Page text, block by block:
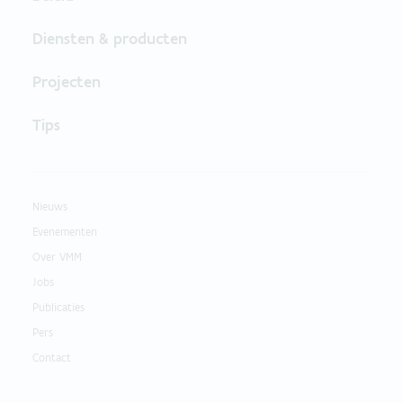
Diensten & producten
Projecten
Tips
Nieuws
Evenementen
Over VMM
Jobs
Publicaties
Pers
Contact